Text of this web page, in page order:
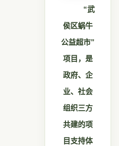
“武
侯区蜗牛
公益超市”
项目，是
政府、企
业、社会
组织三方
共建的项
目支持体